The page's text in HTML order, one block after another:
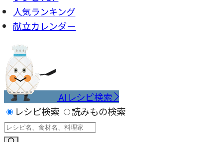
人気ランキング
献立カレンダー
AIレシピ検索
レシピ検索
読みもの検索